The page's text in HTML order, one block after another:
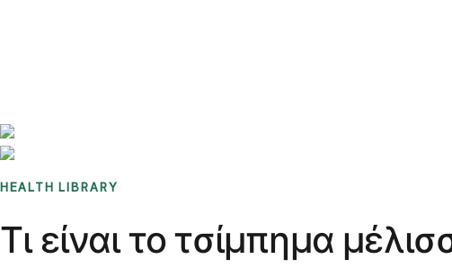
HEALTH LIBRARY
Τι είναι το τσίμπημα